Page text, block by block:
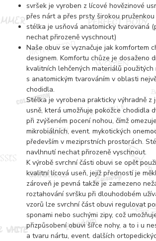
svršek je vyroben z lícové hovězinové
přes nárt a přes prsty širokou pruženkou
stélka je usňová anatomicky tvarovaná
nechat přirozeně vyschnout)
Naše obuv se vyznačuje jak komfortem
designem. Komfortu chůze je dosaženo
kvalitních lehčených materiálů
s anatomickým tvarováním v oblasti
chodidla.
Stélka je vyrobena prakticky výhradně z
usně, která umožňuje pokožce chodidla
při zvýšeném pocení nohou, čímž
mikrobiálních, event. mykotických
především v meziprstních prostorách.
navlhnutí nechat přirozeně vyschnout.
K výrobě svrchní části obuvi se opět
kvalitní lícová useň, jejíž předností je
zároveň je pevná takže je zamezeno
roztahování svršku při dlouhodobém
vzorů lze svrchní část obuvi regulovat
sponami nebo suchými zipy, což
přizpůsobení obuvi šířce nohy, a to i u
a tvaru nártu, event. dalších